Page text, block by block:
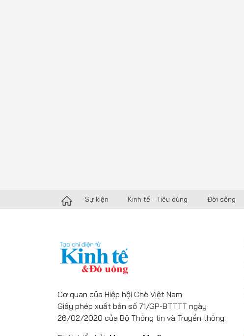
Sự kiện Kinh tế - Tiêu dùng Đời sống
Cơ quan của Hiệp hội Chè Việt Nam
Giấy phép xuất bản số 71/GP-BTTTT ngày
26/02/2020 của Bộ Thông tin và Truyền thông.